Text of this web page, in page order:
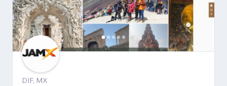
DIF, MX